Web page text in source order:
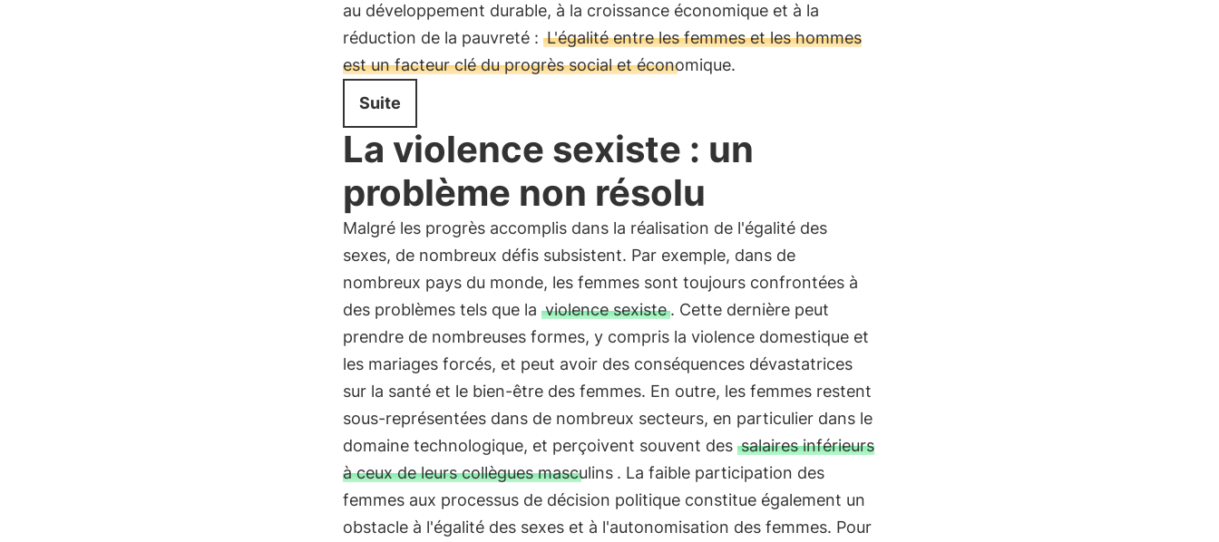
au développement durable, à la croissance économique et à la
réduction de la pauvreté : L'égalité entre les femmes et les hommes
est un facteur clé du progrès social et économique.
Suite
La violence sexiste : un
problème non résolu
Malgré les progrès accomplis dans la réalisation de l'égalité des
sexes, de nombreux défis subsistent. Par exemple, dans de
nombreux pays du monde, les femmes sont toujours confrontées à
des problèmes tels que la violence sexiste. Cette dernière peut
prendre de nombreuses formes, y compris la violence domestique et
les mariages forcés, et peut avoir des conséquences dévastatrices
sur la santé et le bien-être des femmes. En outre, les femmes restent
sous-représentées dans de nombreux secteurs, en particulier dans le
domaine technologique, et perçoivent souvent des salaires inférieurs
à ceux de leurs collègues masculins . La faible participation des
femmes aux processus de décision politique constitue également un
obstacle à l'égalité des sexes et à l'autonomisation des femmes. Pour